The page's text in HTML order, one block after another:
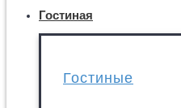
Гостиная
Гостиные